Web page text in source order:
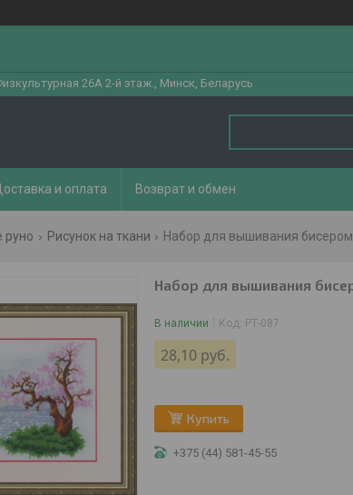
26А 2-й этаж., Минск, Беларусь
и оплата Возврат и обмен
руно Рисунок на ткани Набор для вышивания
Набор для вышивания
В наличии Код: РТ-087
28,10 руб.
Купить
+375 (44) 581-45-55